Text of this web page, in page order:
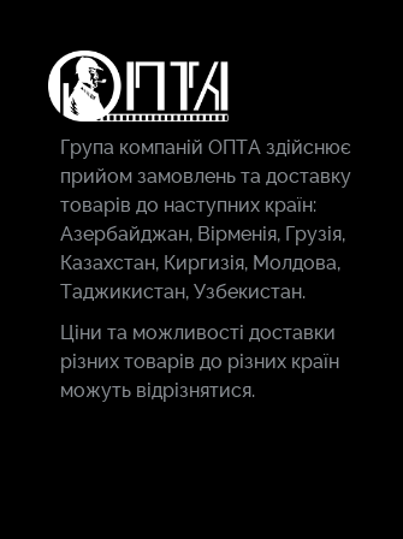
Група компаній ОПТА здійснює
прийом замовлень та доставку
товарів до наступних країн:
Азербайджан, Вірменія, Грузія,
Казахстан, Киргизія, Молдова,
Таджикистан, Узбекистан.
Ціни та можливості доставки
різних товарів до різних країн
можуть відрізнятися.